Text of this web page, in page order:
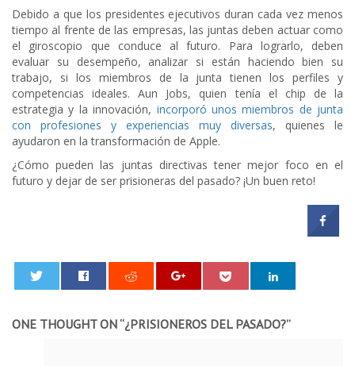
Debido a que los presidentes ejecutivos duran cada vez menos
tiempo al frente de las empresas, las juntas deben actuar como
el giroscopio que conduce al futuro. Para lograrlo, deben
evaluar su desempeño, analizar si están haciendo bien su
trabajo, si los miembros de la junta tienen los perfiles y
competencias ideales. Aun Jobs, quien tenía el chip de la
estrategia y la innovación, incorporó unos miembros de junta
con profesiones y experiencias muy diversas, quienes le
ayudaron en la transformación de Apple.
¿Cómo pueden las juntas directivas tener mejor foco en el
futuro y dejar de ser prisioneras del pasado? ¡Un buen reto!
ONE THOUGHT ON “¿PRISIONEROS DEL PASADO?”